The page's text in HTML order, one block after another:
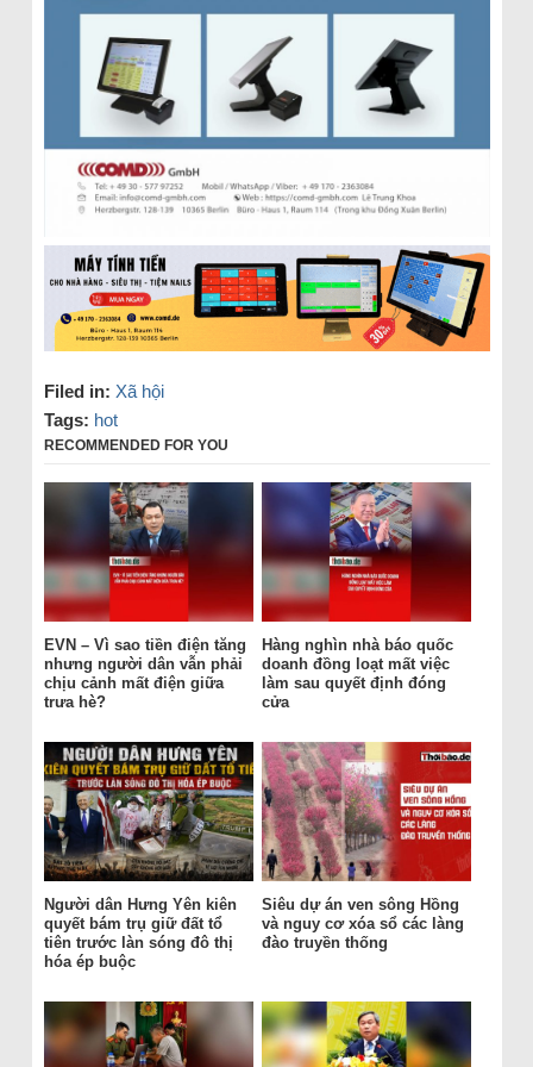
Filed in: Xã hội
Tags: hot
RECOMMENDED FOR YOU
EVN – Vì sao tiền điện tăng
nhưng người dân vẫn phải
chịu cảnh mất điện giữa
trưa hè?
Hàng nghìn nhà báo quốc
doanh đồng loạt mất việc
làm sau quyết định đóng
cửa
Người dân Hưng Yên kiên
quyết bám trụ giữ đất tổ
tiên trước làn sóng đô thị
hóa ép buộc
Siêu dự án ven sông Hồng
và nguy cơ xóa sổ các làng
đào truyền thống